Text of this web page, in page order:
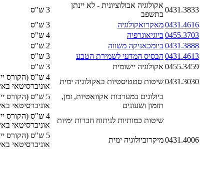
0431.3833
אקולוגיה אבולוציונית - לא יינתן
בתשפב
3 ש"ס
0431.4616מאקרואקולוגיה
3 ש"ס
0455.3703 ביוגיאוגרפיה
4 ש"ס
0431.3888 ביומכאניקה משווה
2 ש"ס
0431.4613 הבסיס המדעי לשמירת הטבע
3 ש"ס
0455.3459 אקולוגיה יישומית
3 ש"ס
0431.3030שיטות סטטיסטיות באקולוגיה ימית
4 ש"ס (הקורס
אוניברסיטאי
ביולוגים במערכות אקוואטיות, זמן,
תזמון ושעונים
5 ש"ס (הקורס
אוניברסיטאי
שיטות כמותיות לניתוח חברות ימיות
4 ש"ס (הקורס
אוניברסיטאי
0431.4006מיקרוביולוגיה ימית
5 ש"ס (הקורס
אוניברסיטאי